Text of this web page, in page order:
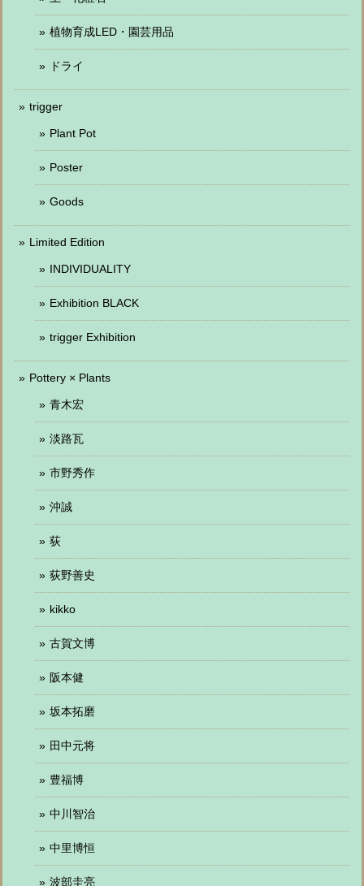
植物育成LED・園芸用品
ドライ
trigger
Plant Pot
Poster
Goods
Limited Edition
INDIVIDUALITY
Exhibition BLACK
trigger Exhibition
Pottery × Plants
青木宏
淡路瓦
市野秀作
沖誠
荻
荻野善史
kikko
古賀文博
阪本健
坂本拓磨
田中元将
豊福博
中川智治
中里博恒
波部圭亮